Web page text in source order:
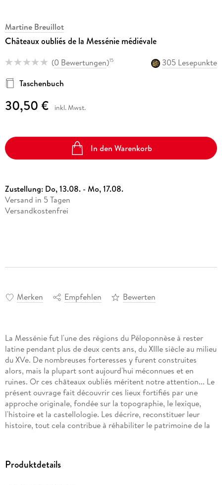
Martine Breuillot
Châteaux oubliés de la Messénie médiévale
(0 Bewertungen)15
305 Lesepunkte
Taschenbuch
30,50 € inkl. Mwst.
In den Warenkorb
Zustellung: Do, 13.08. - Mo, 17.08.
Versand in 5 Tagen
Versandkostenfrei
Merken Empfehlen Bewerten
La Messénie fut l'une des régions du Péloponnèse à rester
latine pendant plus de deux cents ans, du XIIIe siècle au milieu
du XVe. De nombreuses forteresses y furent construites
alors, mais la plupart sont aujourd'hui méconnues et en
ruines. Or ces châteaux oubliés méritent notre attention... Le
présent ouvrage fait découvrir ces lieux fortifiés par une
approche originale, fondée sur la topographie, le lexique,
l'histoire et la castellologie. Les décrire, reconstituer leur
histoire, tout cela contribue à réhabiliter le patrimoine de la
Produktdetails